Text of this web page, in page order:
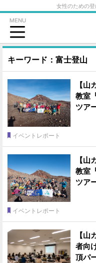
女性のための
キーワード：富士登山
【
教室
ツア
イベントレポート
【
教室
ツア
イベントレポート
【
者向
頂パ